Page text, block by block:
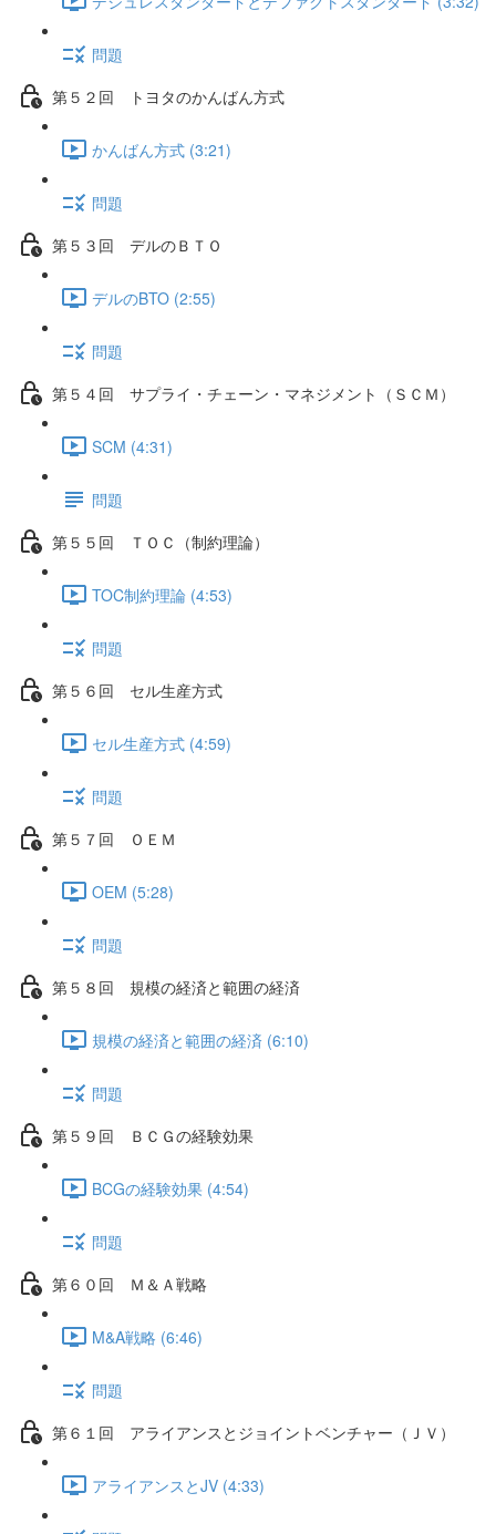
問題
第５２回 トヨタのかんばん方式
かんばん方式 (3:21)
問題
第５３回 デルのＢＴＯ
デルのBTO (2:55)
問題
第５４回 サプライ・チェーン・マネジメント（ＳＣＭ）
SCM (4:31)
問題
第５５回 ＴＯＣ（制約理論）
TOC制約理論 (4:53)
問題
第５６回 セル生産方式
セル生産方式 (4:59)
問題
第５７回 ＯＥＭ
OEM (5:28)
問題
第５８回 規模の経済と範囲の経済
規模の経済と範囲の経済 (6:10)
問題
第５９回 ＢＣＧの経験効果
BCGの経験効果 (4:54)
問題
第６０回 Ｍ＆Ａ戦略
M&A戦略 (6:46)
問題
第６１回 アライアンスとジョイントベンチャー（ＪＶ）
アライアンスとJV (4:33)